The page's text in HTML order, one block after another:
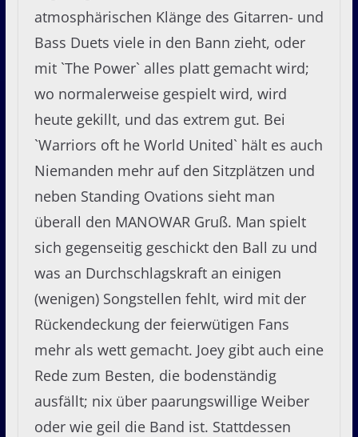
atmosphärischen Klänge des Gitarren- und
Bass Duets viele in den Bann zieht, oder
mit `The Power` alles platt gemacht wird;
wo normalerweise gespielt wird, wird
heute gekillt, und das extrem gut. Bei
`Warriors oft he World United` hält es auch
Niemanden mehr auf den Sitzplätzen und
neben Standing Ovations sieht man
überall den MANOWAR Gruß. Man spielt
sich gegenseitig geschickt den Ball zu und
was an Durchschlagskraft an einigen
(wenigen) Songstellen fehlt, wird mit der
Rückendeckung der feierwütigen Fans
mehr als wett gemacht. Joey gibt auch eine
Rede zum Besten, die bodenständig
ausfällt; nix über paarungswillige Weiber
oder wie geil die Band ist. Stattdessen